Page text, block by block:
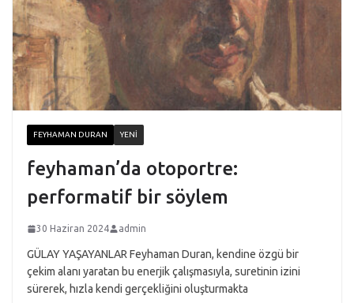
FEYHAMAN DURAN YENI
feyhaman’da otoportre:
performatif bir söylem
30 Haziran 2024 admin
GÜLAY YAŞAYANLAR Feyhaman Duran, kendine özgü bir
çekim alanı yaratan bu enerjik çalışmasıyla, suretinin izini
sürerek, hızla kendi gerçekliğini oluşturmakta